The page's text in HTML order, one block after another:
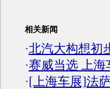
相关新闻
·北汽大构想初
·赛威当选 上
·[上海车展]法